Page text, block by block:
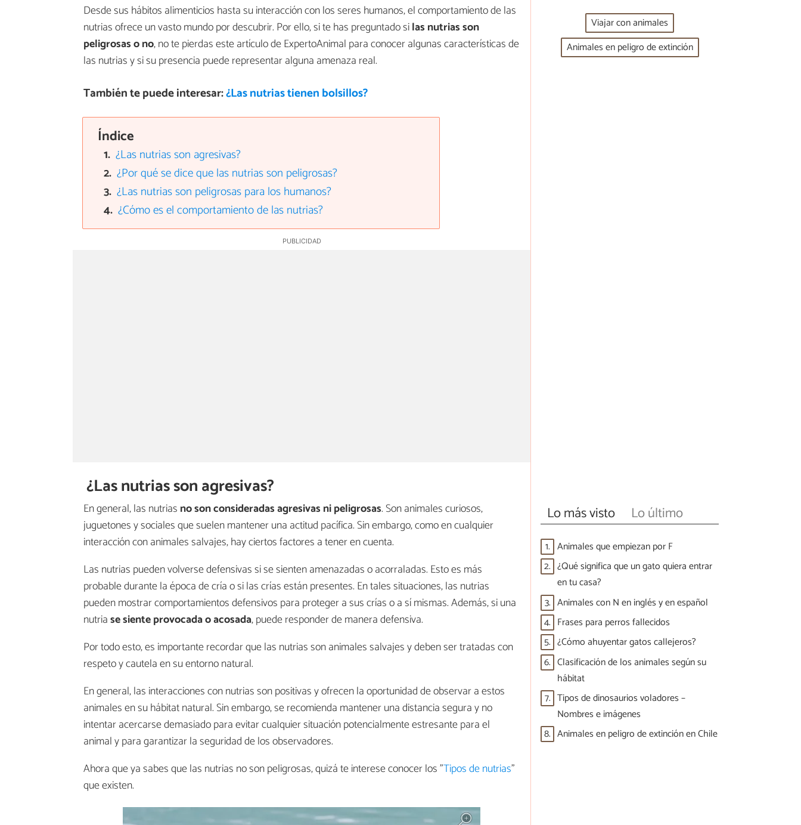
Desde sus hábitos alimenticios hasta su interacción con los seres humanos, el comportamiento de las
nutrias ofrece un vasto mundo por descubrir. Por ello, si te has preguntado silas nutrias son
peligrosas o no, no te pierdas este artículo de ExpertoAnimal para conocer algunas características de
las nutrias y si su presencia puede representar alguna amenaza real.
También te puede interesar:¿Las nutrias tienen bolsillos?
Índice
¿Las nutrias son agresivas?
¿Por qué se dice que las nutrias son peligrosas?
¿Las nutrias son peligrosas para los humanos?
¿Cómo es el comportamiento de las nutrias?
¿Las nutrias son agresivas?
En general, las nutrias no son consideradas agresivas ni peligrosas. Son animales curiosos,
juguetones y sociales que suelen mantener una actitud pacífica. Sin embargo, como en cualquier
interacción con animales salvajes, hay ciertos factores a tener en cuenta.
Las nutrias pueden volverse defensivas si se sienten amenazadas o acorraladas. Esto es más
probable durante la época de cría o si las crías están presentes. En tales situaciones, las nutrias
pueden mostrar comportamientos defensivos para proteger a sus crías o a sí mismas. Además, si una
nutriase siente provocada o acosada, puede responder de manera defensiva.
Por todo esto, es importante recordar que las nutrias son animales salvajes y deben ser tratadas con
respeto y cautela en su entorno natural.
En general, las interacciones con nutrias son positivas y ofrecen la oportunidad de observar a estos
animales en su hábitat natural. Sin embargo, se recomienda mantener una distancia segura y no
intentar acercarse demasiado para evitar cualquier situación potencialmente estresante para el
animal y para garantizar la seguridad de los observadores.
Ahora que ya sabes que las nutrias no son peligrosas, quizá te interese conocer los "Tipos de nutrias"
que existen.
Viajar con animales
Animales en peligro de extinción
Lo más visto Lo último
1. Animales que empiezan por F
2. ¿Qué significa que un gato quiera entrar
en tu casa?
3. Animales con N en inglés y en español
4. Frases para perros fallecidos
5. ¿Cómo ahuyentar gatos callejeros?
6. Clasificación de los animales según su
hábitat
7. Tipos de dinosaurios voladores –
Nombres e imágenes
8. Animales en peligro de extinción en Chile